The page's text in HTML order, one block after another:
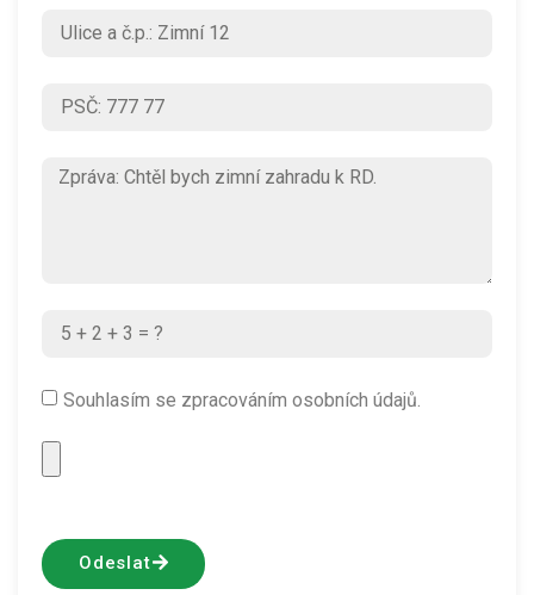
Souhlasím se zpracováním osobních údajů.
Odeslat